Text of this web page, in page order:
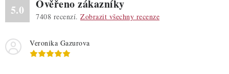
5.0 Ověřeno zákazníky
7408 recenzí. Zobrazit všechny recenze
Veronika Gazurova